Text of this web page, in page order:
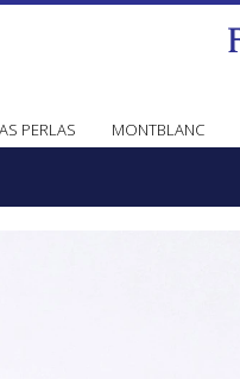
PERLAS MONTBLANC